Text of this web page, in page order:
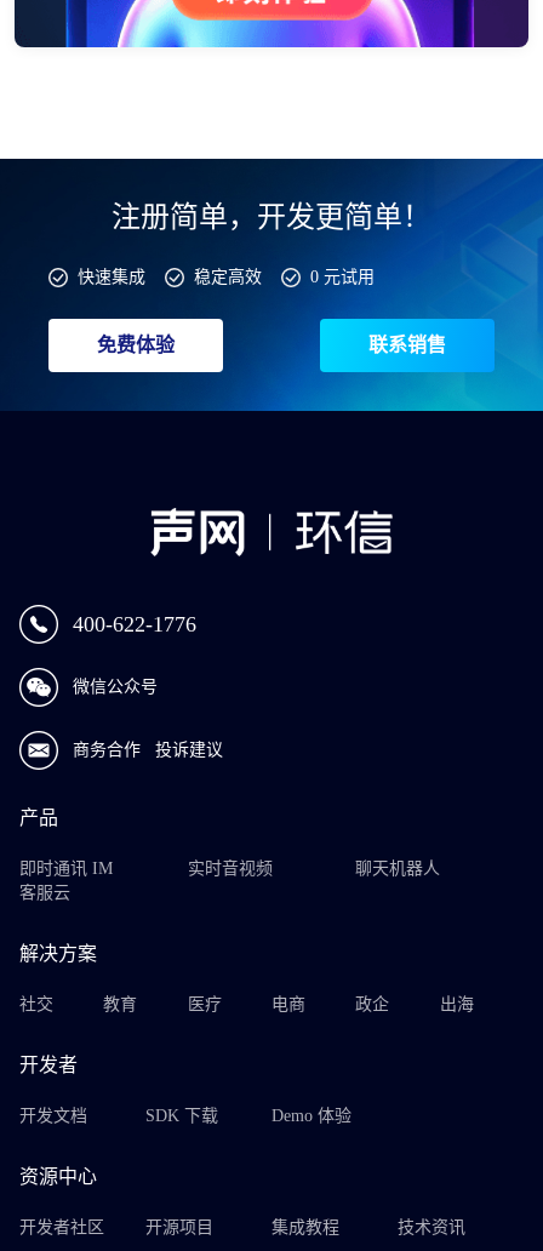
注册简单，开发更简单！
快速集成 稳定高效 0 元试用
免费体验 联系销售
400-622-1776
微信公众号
商务合作 投诉建议
产品
即时通讯 IM 实时音视频
聊天机器人
客服云
解决方案
社交 教育 医疗 电商 政企 出海
开发者
开发文档 SDK 下载 Demo 体验
资源中心
开发者社区 开源项目 集成教程 技术资讯